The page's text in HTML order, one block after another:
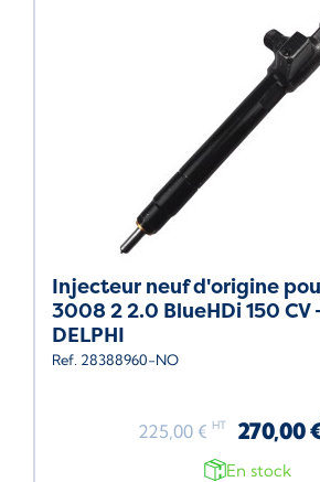
Injecteur neuf d'origine
3008 2 2.0 BlueHDi 150
DELPHI
Ref. 28388960-NO
225,00 € HT 270,00 €
En stock